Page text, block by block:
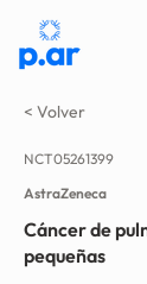
< Volver
NCT05261399
AstraZeneca
Cáncer de
pequeñas